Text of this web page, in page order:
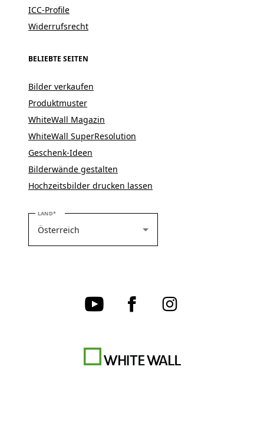
ICC-Profile
Widerrufsrecht
BELIEBTE SEITEN
Bilder verkaufen
Produktmuster
WhiteWall Magazin
WhiteWall SuperResolution
Geschenk-Ideen
Bilderwände gestalten
Hochzeitsbilder drucken lassen
LANDBITTE WÄHLEN SIE IHR LAND